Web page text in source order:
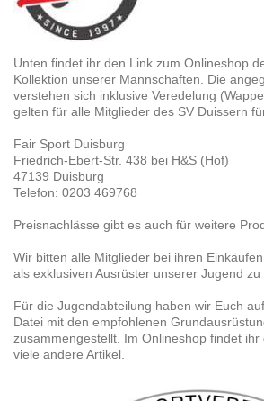
Unten findet ihr den Link zum Onlineshop
Kollektion unserer Mannschaften. Die
verstehen sich inklusive Veredelung
gelten für alle Mitglieder des SV Duissern
Fair Sport Duisburg
Friedrich-Ebert-Str. 438 bei H&S (Hof)
47139 Duisburg
Telefon: 0203 469768
Preisnachlässe gibt es auch für weitere
Wir bitten alle Mitglieder bei ihren Einkäufen
als exklusiven Ausrüster unserer Jugend zu
Für die Jugendabteilung haben wir Euch
Datei mit den empfohlenen
zusammengestellt. Im Onlineshop findet
viele andere Artikel.